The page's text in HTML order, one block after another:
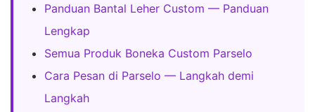
Panduan Bantal Leher Custom — Panduan
Lengkap
Semua Produk Boneka Custom Parselo
Cara Pesan di Parselo — Langkah demi
Langkah